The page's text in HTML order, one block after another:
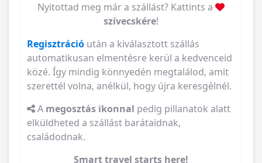
Nyitottad meg már a szállást? Kattints a
szívecskére!
Regisztráció után a kiválasztott szállás
automatikusan elmentésre kerül a kedvenceid
közé. Így mindig könnyedén megtalálod, amit
szerettél volna, anélkül, hogy újra keresgélnél.
A megosztás ikonnal pedig pillanatok alatt
elküldheted a szállást barátaidnak,
családodnak.
Smart travel starts here!